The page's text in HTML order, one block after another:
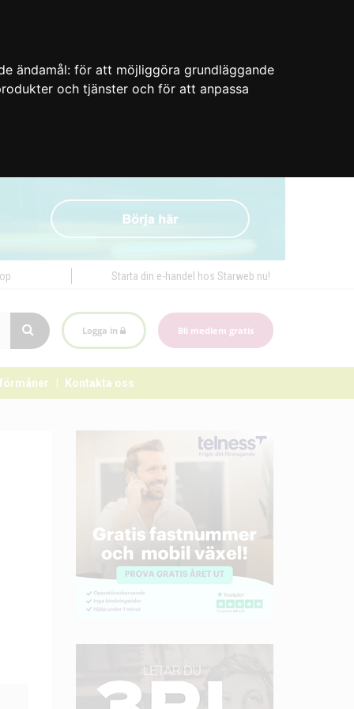
ändamål: för att möjliggöra grundläggande
och tjänster och för att anpassa
Starta din e-handel hos Starweb nu!
Logga in Bli medlem gratis
Kontakta oss